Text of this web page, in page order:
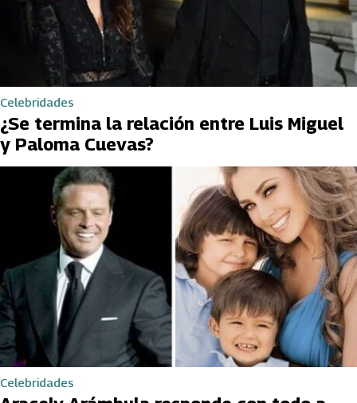
Celebridades
¿Se termina la relación entre Luis Miguel
y Paloma Cuevas?
Celebridades